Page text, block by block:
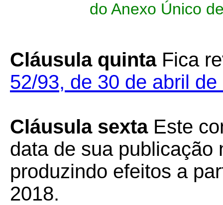
do Anexo Único
Cláusula quinta Fica
52/93, de 30 de abril de
Cláusula sexta Este
data de sua publicação
produzindo efeitos a
2018.